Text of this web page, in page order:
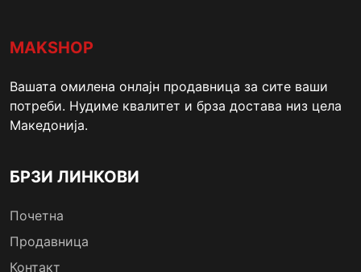
MAKSHOP
Вашата омилена онлајн продавница за сите ваши
потреби. Нудиме квалитет и брза достава низ цела
Македонија.
БРЗИ ЛИНКОВИ
Почетна
Продавница
Контакт